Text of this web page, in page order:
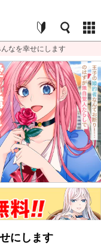
なを幸せにします
にします